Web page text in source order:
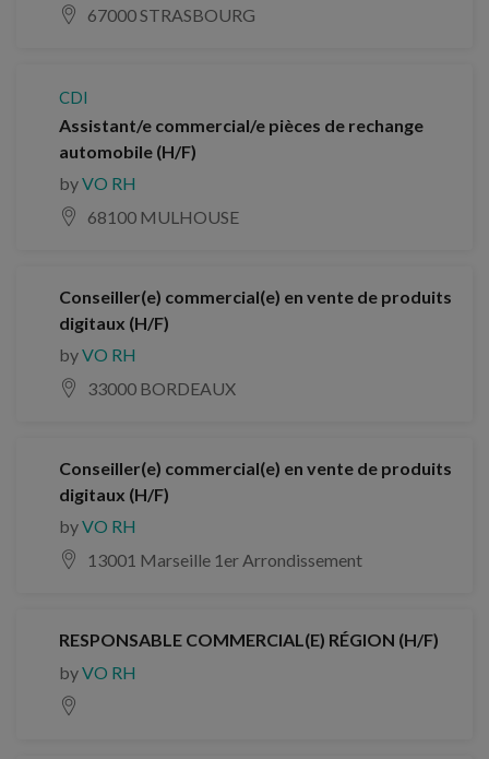
67000 STRASBOURG
CDI
Assistant/e commercial/e pièces de rechange
automobile (H/F)
byVO RH
68100 MULHOUSE
Conseiller(e) commercial(e) en vente de produits
digitaux (H/F)
byVO RH
33000 BORDEAUX
Conseiller(e) commercial(e) en vente de produits
digitaux (H/F)
byVO RH
13001 Marseille 1er Arrondissement
RESPONSABLE COMMERCIAL(E) RÉGION (H/F)
byVO RH